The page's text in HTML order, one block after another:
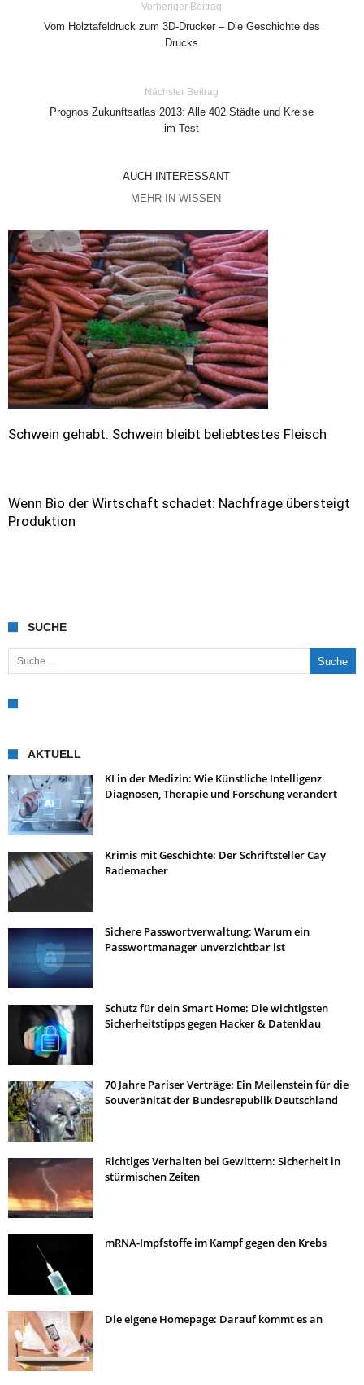
Vorheriger Beitrag
Vom Holztafeldruck zum 3D-Drucker – Die Geschichte des
Drucks
Nächster Beitrag
Prognos Zukunftsatlas 2013: Alle 402 Städte und Kreise
im Test
AUCH INTERESSANT
MEHR IN WISSEN
Schwein gehabt: Schwein bleibt beliebtestes Fleisch
Wenn Bio der Wirtschaft schadet: Nachfrage übersteigt
Produktion
SUCHE
Suche nach:
AKTUELL
KI in der Medizin: Wie Künstliche Intelligenz
Diagnosen, Therapie und Forschung verändert
Krimis mit Geschichte: Der Schriftsteller Cay
Rademacher
Sichere Passwortverwaltung: Warum ein
Passwortmanager unverzichtbar ist
Schutz für dein Smart Home: Die wichtigsten
Sicherheitstipps gegen Hacker & Datenklau
70 Jahre Pariser Verträge: Ein Meilenstein für die
Souveränität der Bundesrepublik Deutschland
Richtiges Verhalten bei Gewittern: Sicherheit in
stürmischen Zeiten
mRNA-Impfstoffe im Kampf gegen den Krebs
Die eigene Homepage: Darauf kommt es an